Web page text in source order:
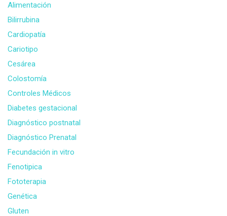
Alimentación
Bilirrubina
Cardiopatía
Cariotipo
Cesárea
Colostomía
Controles Médicos
Diabetes gestacional
Diagnóstico postnatal
Diagnóstico Prenatal
Fecundación in vitro
Fenotipica
Fototerapia
Genética
Gluten